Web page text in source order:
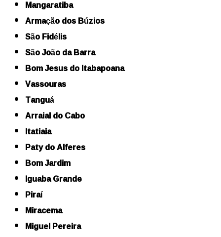
Mangaratiba
Armação dos Búzios
São Fidélis
São João da Barra
Bom Jesus do Itabapoana
Vassouras
Tanguá
Arraial do Cabo
Itatiaia
Paty do Alferes
Bom Jardim
Iguaba Grande
Piraí
Miracema
Miguel Pereira